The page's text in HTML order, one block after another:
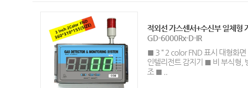
적외선 가스센서+수신부 일체형
GD-6000Rx-D-IR
■ 3 “ 2 color FND 표시 대형화면
인텔리전트 감지기 ■ 비 부식형,
조 ■ ..